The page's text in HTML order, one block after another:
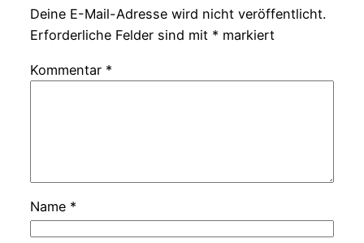
Deine E-Mail-Adresse wird nicht veröffentlicht.
Erforderliche Felder sind mit * markiert
Kommentar *
Name *